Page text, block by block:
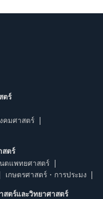
ตร์
คมศาสตร์
สตร์
ตแพทยศาสตร์
เกษตรศาสตร์・การประมง
ตร์และวิทยาศาสตร์